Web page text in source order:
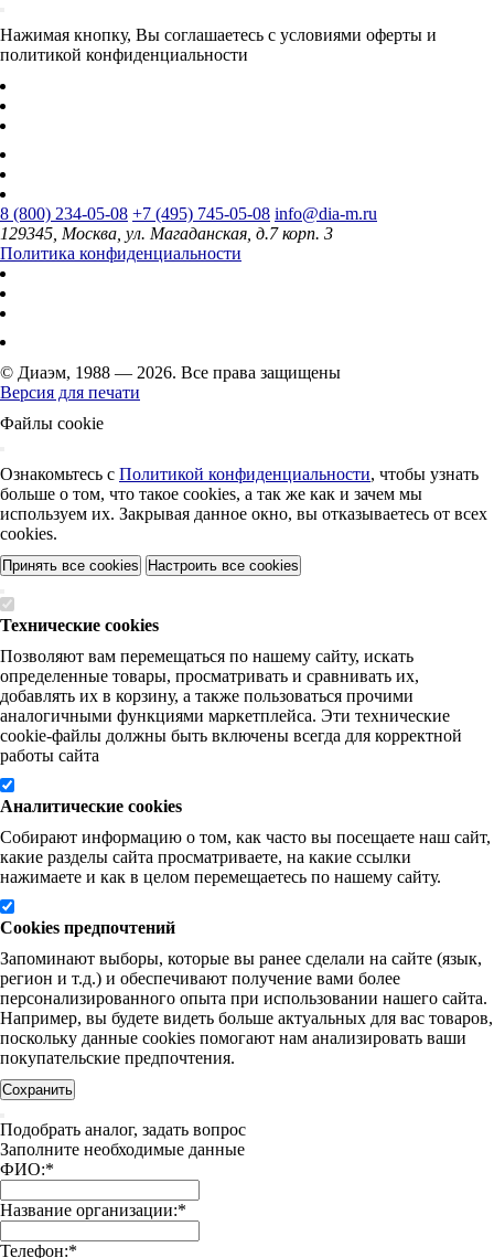
Нажимая кнопку, Вы соглашаетесь с условиями оферты и
политикой конфиденциальности
8 (800) 234-05-08 +7 (495) 745-05-08 info@dia-m.ru
129345, Москва, ул. Магаданская, д.7 корп. 3
Политика конфиденциальности
© Диаэм, 1988 — 2026. Все права защищены
Версия для печати
Файлы cookie
Ознакомьтесь с Политикой конфиденциальности, чтобы узнать
больше о том, что такое cookies, а так же как и зачем мы
используем их. Закрывая данное окно, вы отказываетесь от всех
cookies.
Принять все cookies Настроить все cookies
Технические cookies
Позволяют вам перемещаться по нашему сайту, искать
определенные товары, просматривать и сравнивать их,
добавлять их в корзину, а также пользоваться прочими
аналогичными функциями маркетплейса. Эти технические
cookie-файлы должны быть включены всегда для корректной
работы сайта
Аналитические cookies
Собирают информацию о том, как часто вы посещаете наш сайт,
какие разделы сайта просматриваете, на какие ссылки
нажимаете и как в целом перемещаетесь по нашему сайту.
Cookies предпочтений
Запоминают выборы, которые вы ранее сделали на сайте (язык,
регион и т.д.) и обеспечивают получение вами более
персонализированного опыта при использовании нашего сайта.
Например, вы будете видеть больше актуальных для вас товаров,
поскольку данные cookies помогают нам анализировать ваши
покупательские предпочтения.
Сохранить
Подобрать аналог, задать вопрос
Заполните необходимые данные
ФИО:*
Название организации:*
Телефон:*